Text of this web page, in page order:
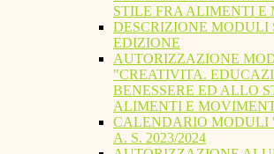
STILE FRA ALIMENTI E
DESCRIZIONE MODULI
EDIZIONE
AUTORIZZAZIONE
"CREATIVITA.
BENESSERE ED ALLO
ALIMENTI E
CALENDARIO MODULI
A. S. 2023/2024